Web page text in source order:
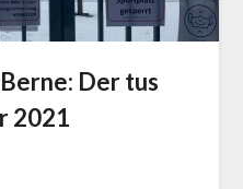
Der tus
2021